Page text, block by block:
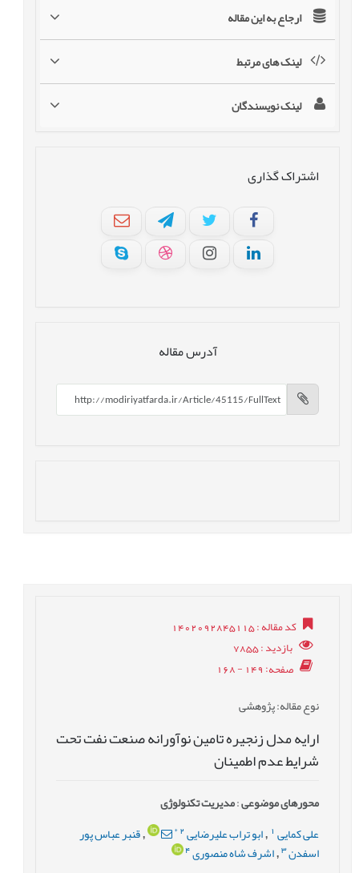
ارجاع به این مقاله
لینک های مرتبط
لینک نویسندگان
اشتراک گذاری
آدرس مقاله
کد مقاله: 1402092845115
بازدید: 7855
صفحه: 149 - 168
نوع مقاله: پژوهشی
ارایه مدل زنجیره تامین نوآورانه صنعت نفت تحت
شرایط عدم اطمینان
محورهای موضوعی:مدیریت تکنولوژی
علی کمایی , ابو تراب علیرضایی 2
*
,قنبر عباس پور
اسفدن 3
,اشرف شاه منصوری 4